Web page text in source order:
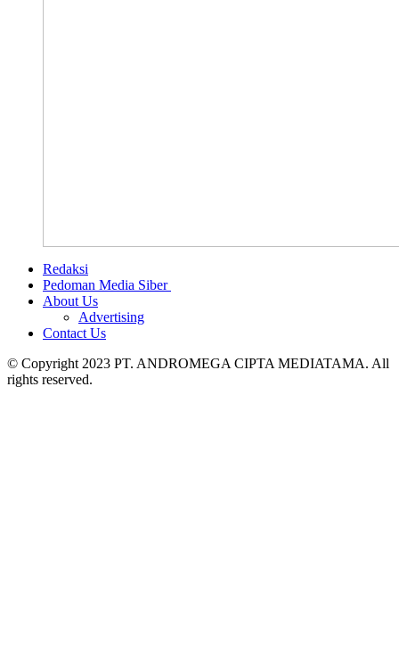
Redaksi
Pedoman Media Siber
About Us
Advertising
Contact Us
© Copyright 2023 PT. ANDROMEGA CIPTA MEDIATAMA. All
rights reserved.